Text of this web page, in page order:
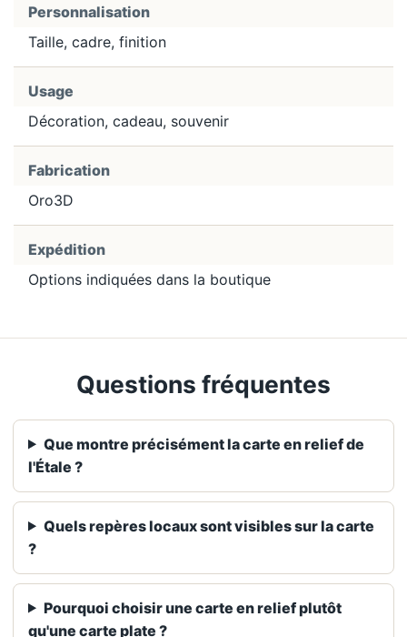
Personnalisation
Taille, cadre, finition
Usage
Décoration, cadeau, souvenir
Fabrication
Oro3D
Expédition
Options indiquées dans la boutique
Questions fréquentes
Que montre précisément la carte en relief de
l'Étale ?
Quels repères locaux sont visibles sur la carte
?
Pourquoi choisir une carte en relief plutôt
qu'une carte plate ?